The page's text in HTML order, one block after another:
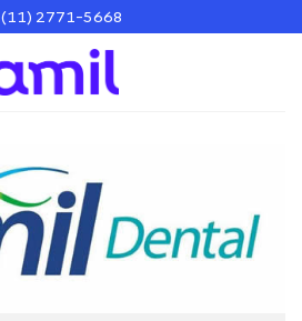
(11) 2771-5668